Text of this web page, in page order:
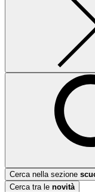
Cerca nella sezione
Cerca tra le novità